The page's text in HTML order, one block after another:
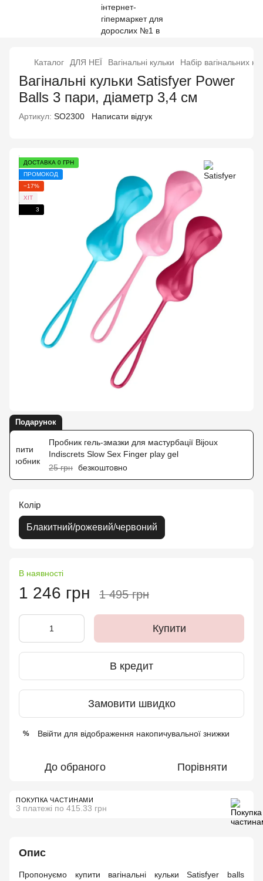
Каталог ДЛЯ НЕЇ Вагінальні кульки Набір вагінальних
Вагінальні кульки Satisfyer Power
Balls 3 пари, діаметр 3,4 см
Артикул: SO2300 Написати відгук
ДОСТАВКА 0 ГРН
ПРОМОКОД
−17%
ХІТ
3
Подарунок
Пробник гель-змазки для мастурбації Bijoux
Indiscrets Slow Sex Finger play gel
25 грн безкоштовно
Колір
Блакитний/рожевий/червоний
В наявності
1 246 грн 1 495 грн
Купити
В кредит
Замовити швидко
% Ввійти для відображення накопичувальної знижки
До обраного Порівняти
ПОКУПКА ЧАСТИНАМИ
3 платежі по 415.33 грн
Опис
Пропонуємо купити вагінальні кульки Satisfyer balls